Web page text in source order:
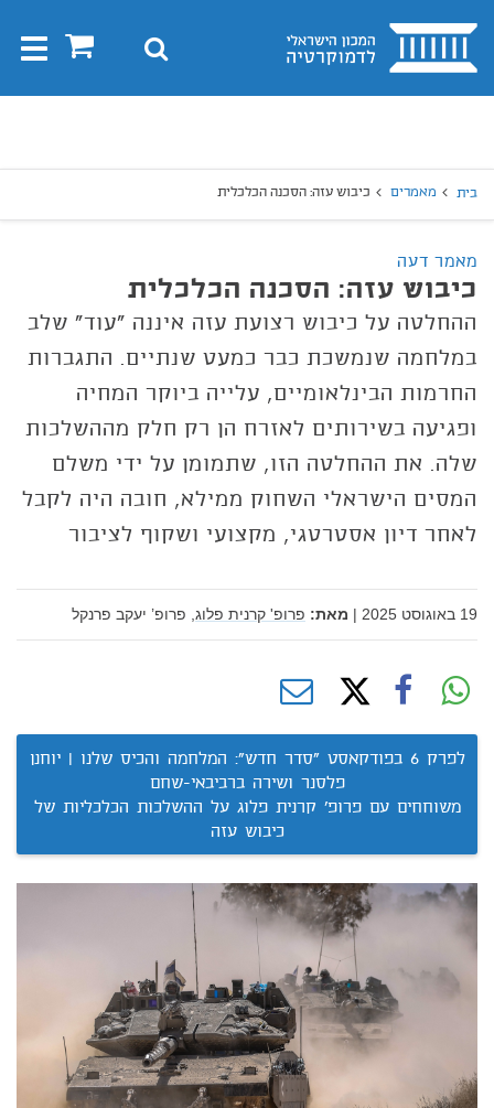
בית 0 חיפוש
בית מאמרים כיבוש עזה: הסכנה הכלכלית
מאמר דעה
כיבוש עזה: הסכנה הכלכלית
ההחלטה על כיבוש רצועת עזה איננה "עוד" שלב
במלחמה שנמשכת כבר כמעט שנתיים. התגברות
החרמות הבינלאומיים, עלייה ביוקר המחיה
ופגיעה בשירותים לאזרח הן רק חלק מההשלכות
שלה. את ההחלטה הזו, שתמומן על ידי משלם
המסים הישראלי השחוק ממילא, חובה היה לקבל
לאחר דיון אסטרטגי, מקצועי ושקוף לציבור
19 באוגוסט 2025 | מאת: פרופ' קרנית פלוג, פרופ’ יעקב פרנקל
לפרק 6 בפודקאסט "סדר חדש": המלחמה והכיס שלנו | יוחנן
פלסנר ושירה ברביבאי-שחם
משוחחים עם פרופ' קרנית פלוג על ההשלכות הכלכליות של
כיבוש עזה